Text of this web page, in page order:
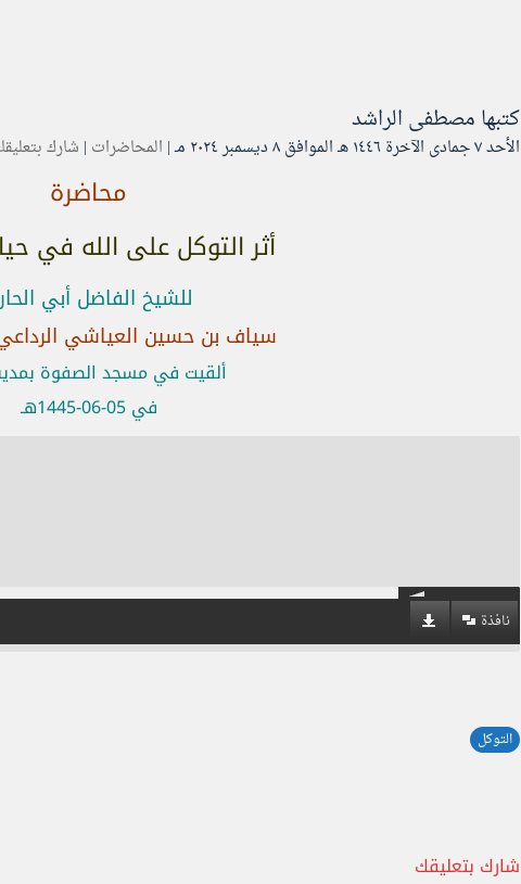
كتبها مصطفى الراشد
الأحد ۷ جمادى الآخرة ۱٤٤٦ هـ الموافق ۸ ديسمبر ۲۰۲٤ مـ | المحاضرات | شارك
محاضرة
أثر التوكل على الله في
للشيخ الفاضل أبي
سياف بن حسين العياشي
ألقيت في مسجد الصفوة
في 05-06-1445هـ
نافذة
التوكل
شارك بتعليقك